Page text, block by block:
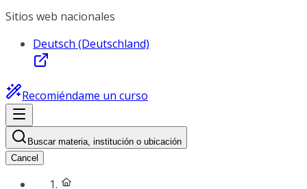
Sitios web nacionales
Deutsch (Deutschland)
Recomiéndame un curso
Buscar materia, institución o ubicación
Cancel